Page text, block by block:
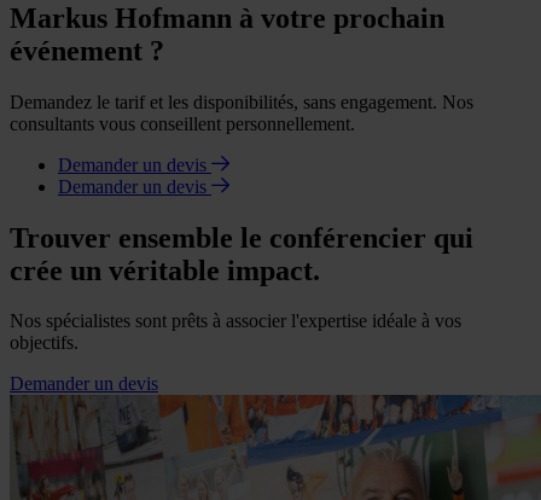
Markus Hofmann à votre prochain
événement ?
Demandez le tarif et les disponibilités, sans engagement. Nos
consultants vous conseillent personnellement.
Demander un devis
Demander un devis
Trouver ensemble le conférencier qui
crée un véritable impact.
Nos spécialistes sont prêts à associer l'expertise idéale à vos
objectifs.
Demander un devis